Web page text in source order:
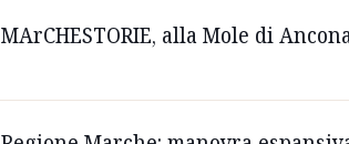
MArCHESTORIE, alla Mole di